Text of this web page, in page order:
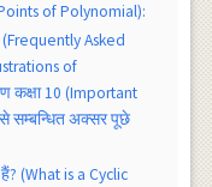
of Polynomial):
Asked
of
कक्षा 10 (Important
सम्बन्धित अक्सर पूछे
(What is a Cyclic